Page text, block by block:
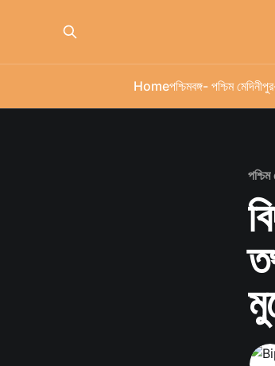
Homeপশ্চিমবঙ্গ- পশ্চিম মেদিনীপুর
পশ্চিম